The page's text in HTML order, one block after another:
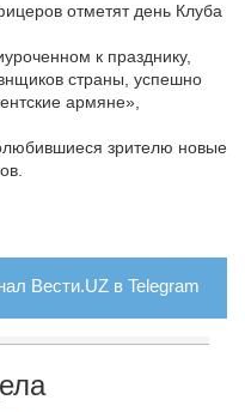
отметят день Клуба
к празднику,
страны, успешно
армяне»,
зрителю новые
Вести.UZ в Telegram